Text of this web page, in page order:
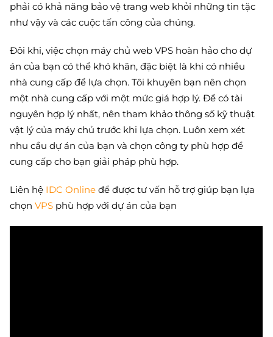
phải có khả năng bảo vệ trang web khỏi những tin tặc
như vậy và các cuộc tấn công của chúng.
Đôi khi, việc chọn máy chủ web VPS hoàn hảo cho dự
án của bạn có thể khó khăn, đặc biệt là khi có nhiều
nhà cung cấp để lựa chọn. Tôi khuyên bạn nên chọn
một nhà cung cấp với một mức giá hợp lý. Để có tài
nguyên hợp lý nhất, nên tham khảo thông số kỹ thuật
vật lý của máy chủ trước khi lựa chọn. Luôn xem xét
nhu cầu dự án của bạn và chọn công ty phù hợp để
cung cấp cho bạn giải pháp phù hợp.
Liên hệ IDC Onlineđể được tư vấn hỗ trợ giúp bạn lựa
chọnVPS phù hợp với dự án của bạn